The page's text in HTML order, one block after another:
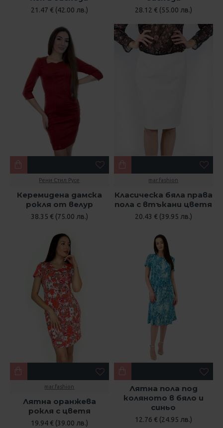
21.47 € (42.00 лв.) 28.12 € (55.00 лв.)
Рени Стил Русе
Керемидена дамска
рокля от велур
38.35 € (75.00 лв.)
mar.fashion
Класическа бяла права
пола с втъкани цветя
20.43 € (39.95 лв.)
mar.fashion
Лятна оранжева
рокля с цветя
19.94 € (39.00 лв.)
Лятна пола под
коляното в бяло и
синьо
12.76 € (24.95 лв.)